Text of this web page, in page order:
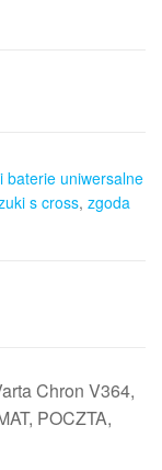
baterie uniwersalne
s cross, zgoda
Chron V364,
POCZTA,